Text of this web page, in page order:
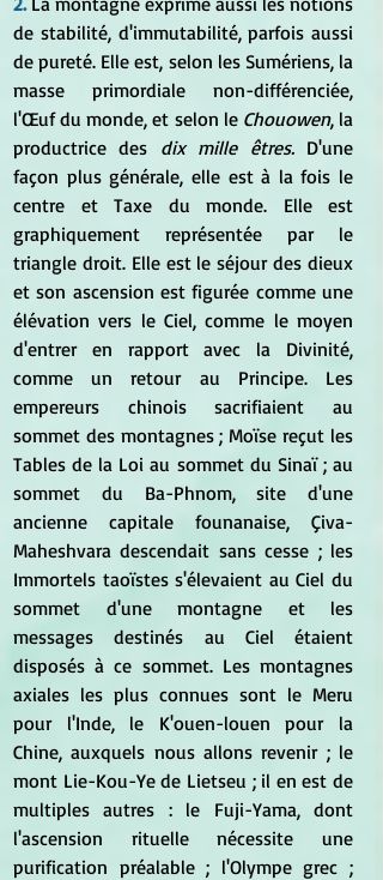
de stabilité, d'immutabilité, parfois aussi
de pureté. Elle est, selon les Sumériens, la
masse primordiale non-différenciée,
l'Œuf du monde, et selon le Chouowen, la
productrice des dix mille êtres. D'une
façon plus générale, elle est à la fois le
centre et Taxe du monde. Elle est
graphiquement représentée par le
triangle droit. Elle est le séjour des dieux
et son ascension est figurée comme une
élévation vers le Ciel, comme le moyen
d'entrer en rapport avec la Divinité,
comme un retour au Principe. Les
empereurs chinois sacrifiaient au
sommet des montagnes ; Moïse reçut les
Tables de la Loi au sommet du Sinaï ; au
sommet du Ba-Phnom, site d'une
ancienne capitale founanaise, Çiva-
Maheshvara descendait sans cesse ; les
Immortels taoïstes s'élevaient au Ciel du
sommet d'une montagne et les
messages destinés au Ciel étaient
disposés à ce sommet. Les montagnes
axiales les plus connues sont le Meru
pour l'Inde, le K'ouen-louen pour la
Chine, auxquels nous allons revenir ; le
mont Lie-Kou-Ye de Lietseu ; il en est de
multiples autres : le Fuji-Yama, dont
l'ascension rituelle nécessite une
purification préalable ; l'Olympe grec ;